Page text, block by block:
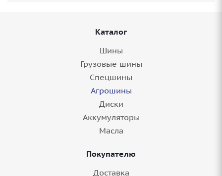
Каталог
Шины
Грузовые шины
Спецшины
Агрошины
Диски
Аккумуляторы
Масла
Покупателю
Доставка